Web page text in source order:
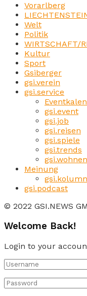
Vorarlberg
Welt
Politik
WIRTSCHAFT/
Kultur
Sport
Gsiberger
gsi.verein
gsi.service
gsi.event
gsi.job
gsi.reisen
gsi.spiele
gsi.trends
gsi.wohnen
Meinung
gsi.podcast
© 2022 GSI.NEWS
Welcome Back!
Login to your